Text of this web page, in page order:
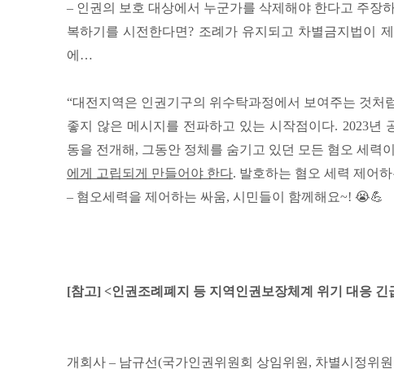
– 인권의 보호 대상에서 누군가를 삭제해야 한다고 주장
복하기를 시전한다면? 조례가 유지되고 차별금지법이
에…
“대전지역은 인권기구의 위수탁과정에서 보여주는 것처
좋지 않은 메시지를 전파하고 있는 시작점이다. 2023년
동을 전개해, 그동안 정체를 숨기고 있던 모든 혐오 세력
에게 고립되게 만들어야 한다. 발호하는 혐오 세력 제어
– 혐오세력을 제어하는 싸움, 시민들이 함께해요~! 😭💪
[참고] <인권조례폐지 등 지역인권보장체계 위기 대응 긴
개회사 – 남규선(국가인권위원회 상임위원, 차별시정위